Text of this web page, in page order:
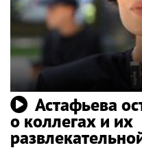
Астафьева
о коллегах и их